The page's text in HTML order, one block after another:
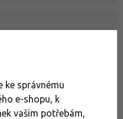
expertovi
ke správnému
e-shopu, k
vašim potřebám,